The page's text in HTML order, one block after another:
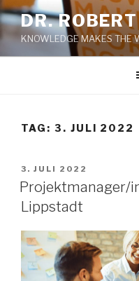
Zum
Inhalt
springen
DR.
KNOWLEDGE MAKES THE
TAG: 3. JULI 2022
VERÖFFENTLICHT
AM
3. JULI 2022
Projektmanager/
Lippstadt